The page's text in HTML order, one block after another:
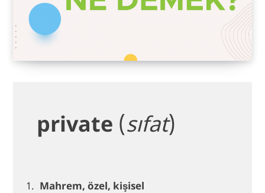
private (sıfat)
Mahrem, özel, kişisel